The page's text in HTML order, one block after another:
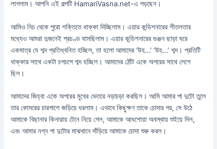
লাগলাম। আপনি এই গল্পটি HamariVasna.net-এ পড়ছেন।
আমিও নিচ থেকে পুরো শক্তিতে ধাক্কা দিচ্ছিলাম। এয়ার কন্ডিশনারের শীতলতার
মধ্যেও আমরা দুজনেই প্রচণ্ড ঘামছিলাম। এয়ার কন্ডিশনারের গুঞ্জন ছাড়া ঘরে
একমাত্র যে শব্দ প্রতিধ্বনিত হচ্ছিল, তা হলো আমাদের ‘উহ…’ ‘উহ…’ শব্দ। প্রতিটি
ধাক্কার সাথে একটা চপচপে শব্দ হচ্ছিল। আমাদের ঠোঁট একে অপরের সাথে লেগে
ছিল।
আমাদের জিহ্বা একে অপরের মুখের ভেতরে নড়াচড়া করছিল। আমি আমার পা দুটো তুলে
তার কোমরের চারপাশে জড়িয়ে ধরলাম। এভাবে কিছুক্ষণ তাকে চোদার পর, সে উঠে
আমাকে বিছানার কিনারায় টেনে নিয়ে গেল, আমাকে আধশোয়া অবস্থায় শুইয়ে দিল,
এবং আমার নগ্ন পা দুটোর মাঝখানে দাঁড়িয়ে আমাকে চোদা শুরু করল।